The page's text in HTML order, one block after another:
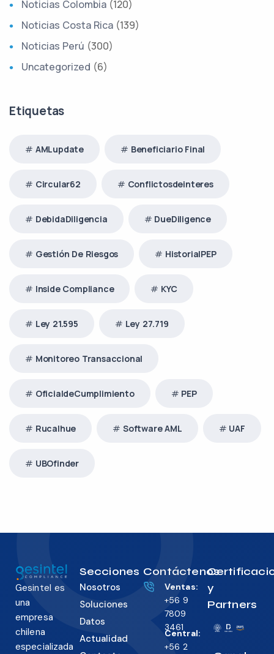
Noticias Colombia (120)
Noticias Costa Rica (139)
Noticias Perú (300)
Uncategorized (6)
Etiquetas
AMLupdate Beneficiario Final
Circular62 Conflictosdeinteres
DebidaDiligencia DueDiligence
Gestión De Riesgos HistorialPEP
Inside Compliance KYC
Ley 21.595 Ley 27.719
Monitoreo Transaccional
OficialdeCumplimiento PEP
Rucalhue Software AML UAF
UBOfinder
Gesintel es
una
empresa
chilena
especializada
Secciones
Nosotros
Soluciones
Datos
Actualidad
Contáctenos
Ventas:
+56 9
7809
3461
Central:
+56 2
y
Partners